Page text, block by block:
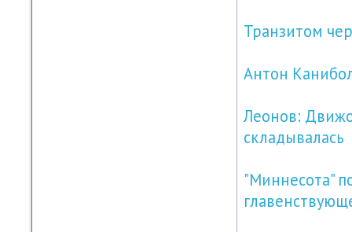
Транзитом
Антон
Леонов:
складывалась
"Миннесота"